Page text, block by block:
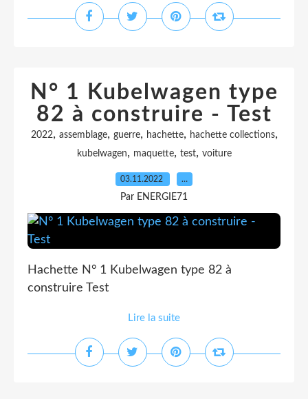
N° 1 Kubelwagen type
82 à construire - Test
2022, assemblage, guerre, hachette, hachette collections,
kubelwagen, maquette, test, voiture
03.11.2022 …
Par ENERGIE71
Hachette N° 1 Kubelwagen type 82 à
construire Test
Lire la suite